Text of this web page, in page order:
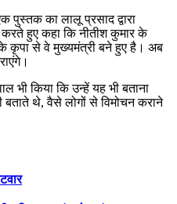
पुस्तक का लालू प्रसाद द्वारा
हुए कहा कि नीतीश कुमार के
कृपा से वे मुख्यमंत्री बने हुए है। अब
भी किया कि उन्हें यह भी बताना
बताते थे, वैसे लोगों से विमोचन कराने